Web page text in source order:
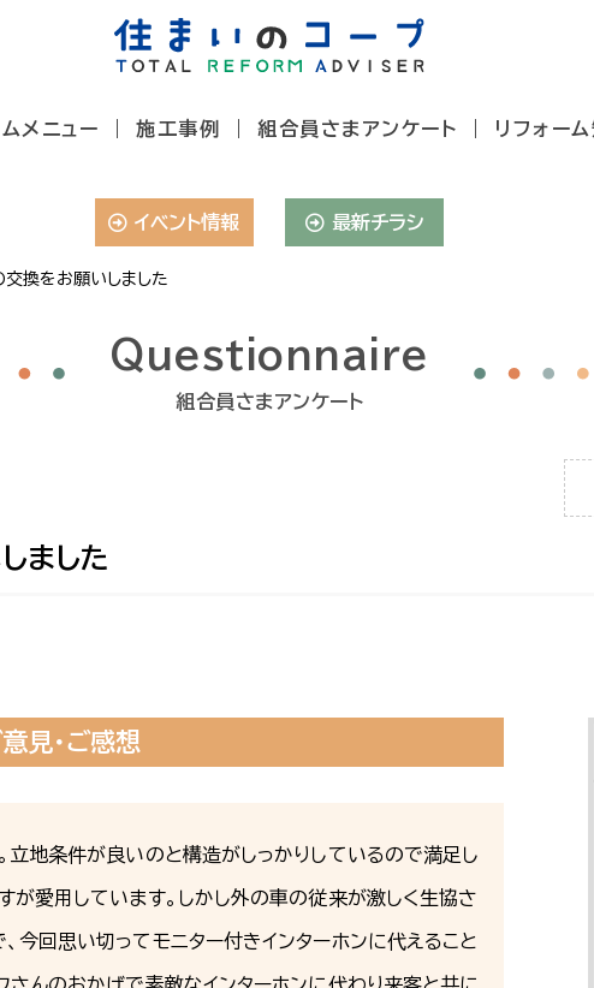
メニュー 施工事例 組合員さまアンケート リフォー
イベント情報 最新チラシ
交換をお願いしました
Questionnaire
組合員さまアンケート
ました
見・ご感想
立地条件が良いのと構造がしっかりしているので満足し
が愛用しています。しかし外の車の従来が激しく生協さ
今回思い切ってモニター付きインターホンに代えること